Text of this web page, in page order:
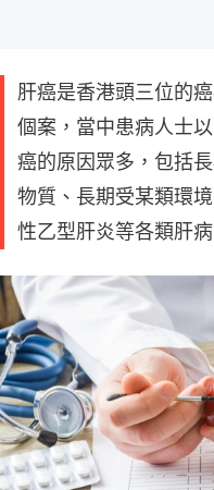
肝癌是香港頭三位的
個案，當中患病人士
癌的原因眾多，包括
物質、長期受某類環
性乙型肝炎等各類肝病